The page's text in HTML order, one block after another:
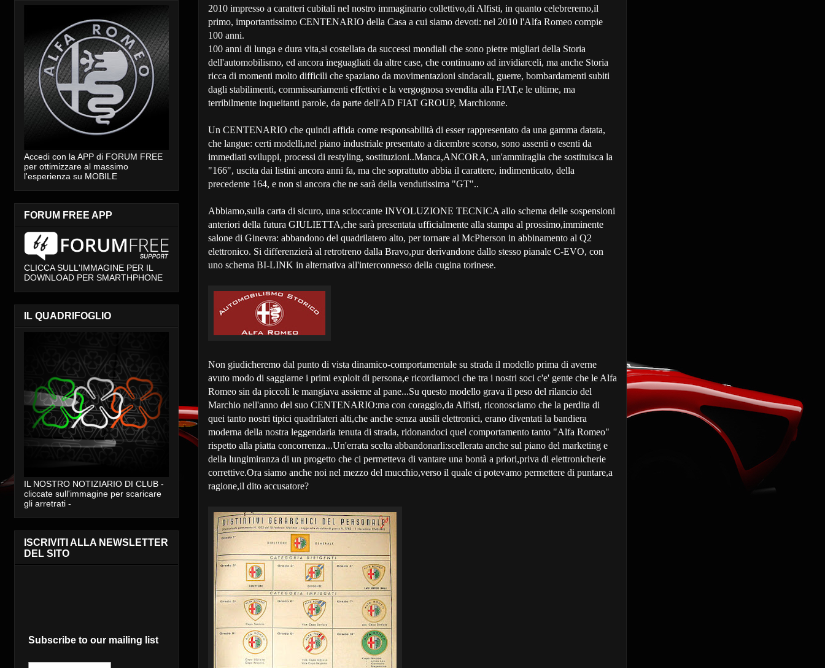
2010 impresso a caratteri cubitali nel nostro immaginario collettivo,di Alfisti, in quanto celebreremo,il
primo, importantissimo CENTENARIO della Casa a cui siamo devoti: nel 2010 l'Alfa Romeo compie
100 anni.
100 anni di lunga e dura vita,si costellata da successi mondiali che sono pietre migliari della Storia
dell'automobilismo, ed ancora ineguagliati da altre case, che continuano ad invidiarceli, ma anche Storia
ricca di momenti molto difficili che spaziano da movimentazioni sindacali, guerre, bombardamenti subiti
dagli stabilimenti, commissariamenti effettivi e la vergognosa svendita alla FIAT,e le ultime, ma
terribilmente inqueitanti parole, da parte dell'AD FIAT GROUP, Marchionne.
Un CENTENARIO che quindi affida come responsabilità di esser rappresentato da una gamma datata,
che langue: certi modelli,nel piano industriale presentato a dicembre scorso, sono assenti o esenti da
immediati sviluppi, processi di restyling, sostituzioni..Manca,ANCORA, un'ammiraglia che sostituisca la
"166", uscita dai listini ancora anni fa, ma che soprattutto abbia il carattere, indimenticato, della
precedente 164, e non si ancora che ne sarà della vendutissima "GT"..
Abbiamo,sulla carta di sicuro, una scioccante INVOLUZIONE TECNICA allo schema delle sospensioni
anteriori della futura GIULIETTA,che sarà presentata ufficialmente alla stampa al prossimo,imminente
salone di Ginevra: abbandono del quadrilatero alto, per tornare al McPherson in abbinamento al Q2
elettronico. Si differenzierà al retrotreno dalla Bravo,pur derivandone dallo stesso pianale C-EVO, con
uno schema BI-LINK in alternativa all'interconnesso della cugina torinese.
Non giudicheremo dal punto di vista dinamico-comportamentale su strada il modello prima di averne
avuto modo di saggiarne i primi exploit di persona,e ricordiamoci che tra i nostri soci c'e' gente che le Alfa
Romeo sin da piccoli le mangiava assieme al pane...Su questo modello grava il peso del rilancio del
Marchio nell'anno del suo CENTENARIO:ma con coraggio,da Alfisti, riconosciamo che la perdita di
quei tanto nostri tipici quadrilateri alti,che anche senza ausili elettronici, erano diventati la bandiera
moderna della nostra leggendaria tenuta di strada, ridonandoci quel comportamento tanto "Alfa Romeo"
rispetto alla piatta concorrenza...Un'errata scelta abbandonarli:scellerata anche sul piano del marketing e
della lungimiranza di un progetto che ci permetteva di vantare una bontà a priori,priva di elettronicherie
correttive.Ora siamo anche noi nel mezzo del mucchio,verso il quale ci potevamo permettere di puntare,a
ragione,il dito accusatore?
Accedi con la APP di FORUM FREE
per ottimizzare al massimo
l'esperienza su MOBILE
FORUM FREE APP
CLICCA SULL'IMMAGINE PER IL
DOWNLOAD PER SMARTHPHONE
IL QUADRIFOGLIO
IL NOSTRO NOTIZIARIO DI CLUB -
cliccate sull'immagine per scaricare
gli arretrati -
ISCRIVITI ALLA NEWSLETTER
DEL SITO
Subscribe to our mailing list